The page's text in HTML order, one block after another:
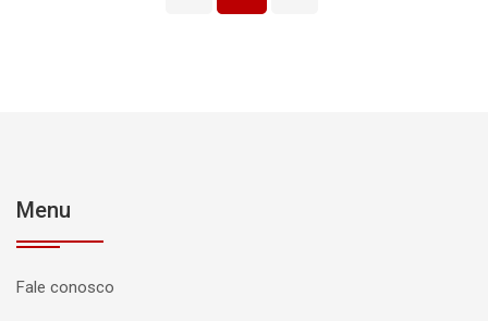
Menu
Fale conosco